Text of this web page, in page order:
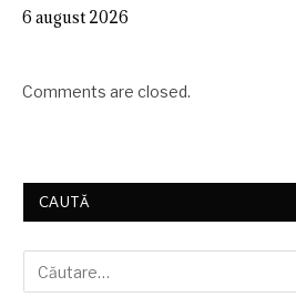
6 august 2026
Comments are closed.
CAUTĂ